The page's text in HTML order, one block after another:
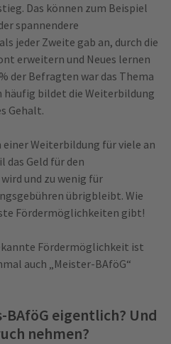
Das können zum Beispiel
spannendere
jeder Zweite gab an, durch die
erweitern und Neues lernen
der Befragten war das Thema
häufig bildet die Weiterbildung
Gehalt.
Weiterbildung für viele an
Geld für den
und zu wenig für
übrigbleibt. Wie
Fördermöglichkeiten gibt!
Fördermöglichkeit ist
auch „Meister-BAföG“
BAföG eigentlich? Und
nehmen?